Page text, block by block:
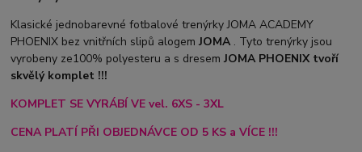
Klasické jednobarevné fotbalové trenýrky JOMA ACADEMY
PHOENIX bez vnitřních slipů alogem JOMA . Tyto trenýrky jsou
vyrobeny ze100% polyesteru a s dresemJOMA PHOENIX tvoří
skvělý komplet !!!
KOMPLET SE VYRÁBÍ VE vel. 6XS - 3XL
CENA PLATÍ PŘI OBJEDNÁVCE OD 5 KS a VÍCE !!!